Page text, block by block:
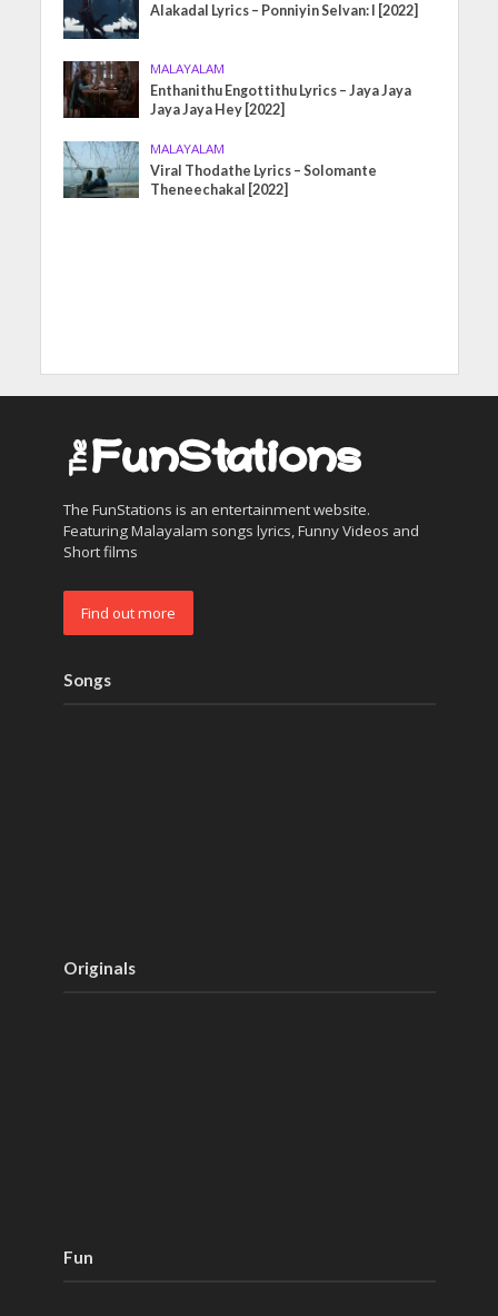
Alakadal Lyrics – Ponniyin Selvan: I [2022]
MALAYALAM
Enthanithu Engottithu Lyrics – Jaya Jaya
Jaya Jaya Hey [2022]
MALAYALAM
Viral Thodathe Lyrics – Solomante
Theneechakal [2022]
The FunStations is an entertainment website.
Featuring Malayalam songs lyrics, Funny Videos and
Short films
Find out more
Songs
Originals
Fun